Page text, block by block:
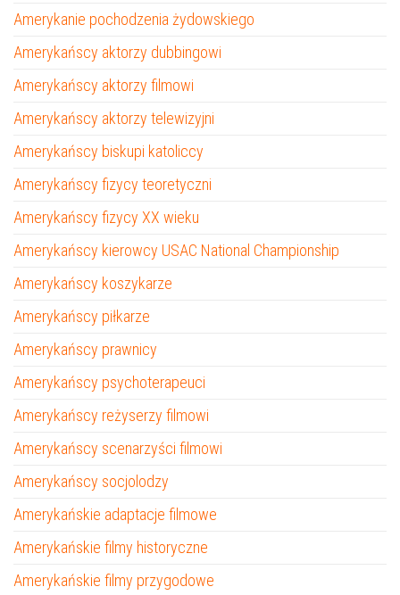
Amerykanie pochodzenia żydowskiego
Amerykańscy aktorzy dubbingowi
Amerykańscy aktorzy filmowi
Amerykańscy aktorzy telewizyjni
Amerykańscy biskupi katoliccy
Amerykańscy fizycy teoretyczni
Amerykańscy fizycy XX wieku
Amerykańscy kierowcy USAC National Championship
Amerykańscy koszykarze
Amerykańscy piłkarze
Amerykańscy prawnicy
Amerykańscy psychoterapeuci
Amerykańscy reżyserzy filmowi
Amerykańscy scenarzyści filmowi
Amerykańscy socjolodzy
Amerykańskie adaptacje filmowe
Amerykańskie filmy historyczne
Amerykańskie filmy przygodowe